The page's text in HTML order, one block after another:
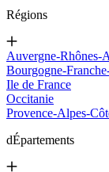
Régions
Auvergne-Rhônes-
Bourgogne-
Ile de France
Occitanie
Provence-Alpes-
dÉpartements